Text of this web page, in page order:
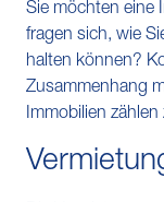
Sie möchten eine
fragen sich, wie
halten können?
Zusammenhang
Immobilien